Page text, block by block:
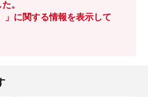
。
」に関する情報を表示して